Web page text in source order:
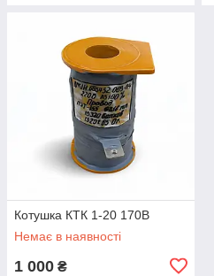
Котушка КТК 1-20 170В
Немає в наявності
1 000 ₴